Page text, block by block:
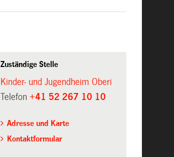
Zuständige Stelle
Kinder- und Jugendheim Oberi
Telefon +41 52 267 10 10
Adresse und Karte
Kontaktformular